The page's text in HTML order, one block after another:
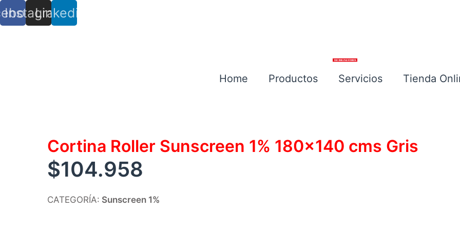
Instagram
Linkedin
Home Productos Servicios
Tienda
Cortina Roller Sunscreen 1% 180×140 cms Gris
$104.958
CATEGORÍA: Sunscreen 1%